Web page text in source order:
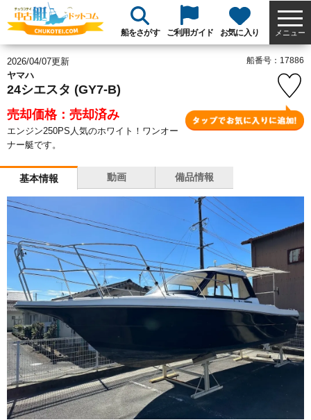
船をさがす ご利用ガイド お気に入り メニュー
2026/04/07更新
ヤマハ
24シエスタ (GY7-B)
売却価格：売却済み
エンジン250PS人気のホワイト！ワンオー
ナー艇です。
船番号：17886
基本情報 動画 備品情報